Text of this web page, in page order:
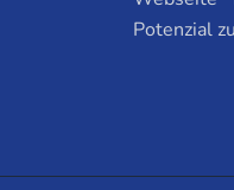
Potenzial